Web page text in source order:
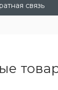
связь